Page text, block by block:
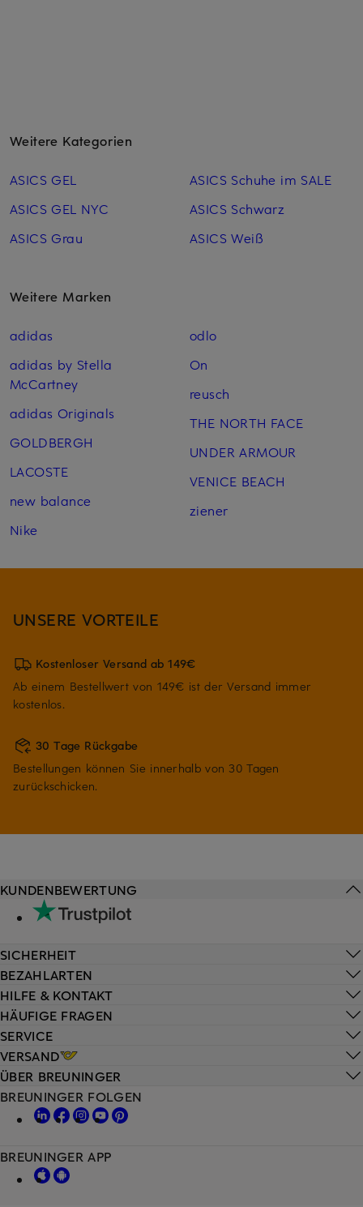
Weitere Kategorien
ASICS GEL
ASICS GEL NYC
ASICS Grau
ASICS Schuhe im SALE
ASICS Schwarz
ASICS Weiß
Weitere Marken
adidas
adidas by Stella
McCartney
adidas Originals
GOLDBERGH
LACOSTE
new balance
Nike
odlo
On
reusch
THE NORTH FACE
UNDER ARMOUR
VENICE BEACH
ziener
UNSERE VORTEILE
Kostenloser Versand ab 149€
Ab einem Bestellwert von 149€ ist der Versand immer
kostenlos.
30 Tage Rückgabe
Bestellungen können Sie innerhalb von 30 Tagen
zurückschicken.
HILFE & KONTAKT
HÄUFIGE FRAGEN
SERVICE
VERSAND
KUNDENBEWERTUNG
SICHERHEIT
BEZAHLARTEN
ÜBER BREUNINGER
BREUNINGER FOLGEN
BREUNINGER APP